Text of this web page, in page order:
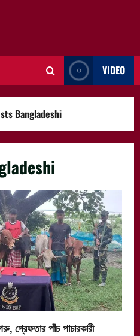
VIDEO
Bangladeshi
গ্রেফতার পাঁচ পাচারকারী